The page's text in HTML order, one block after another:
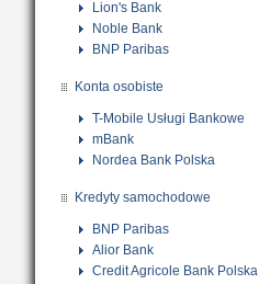
Lion's Bank
Noble Bank
BNP Paribas
Konta osobiste
T-Mobile Usługi Bankowe
mBank
Nordea Bank Polska
Kredyty samochodowe
BNP Paribas
Alior Bank
Credit Agricole Bank Polska